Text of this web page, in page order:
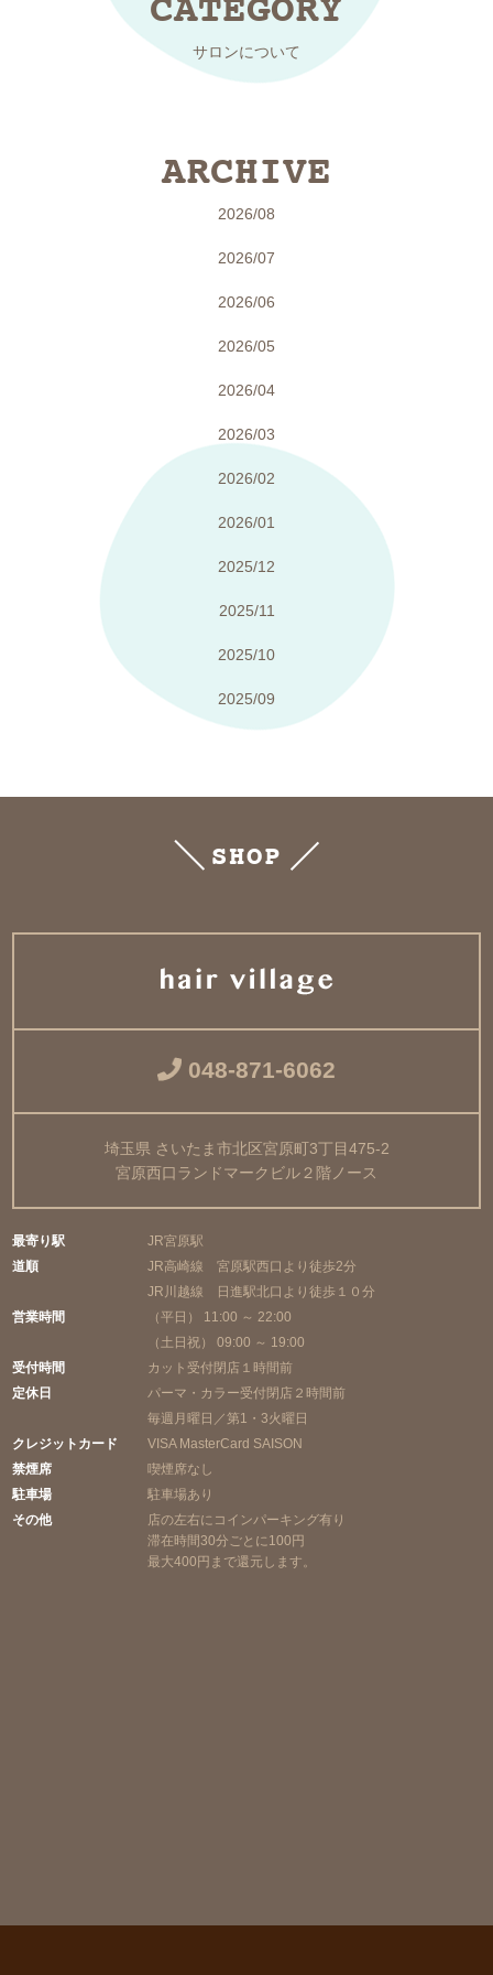
サロンについて
ARCHIVE
2026/08
2026/07
2026/06
2026/05
2026/04
2026/03
2026/02
2026/01
2025/12
2025/11
2025/10
2025/09
SHOP
048-871-6062
埼玉県 さいたま市北区宮原町3丁目475-2
宮原西口ランドマークビル２階ノース
最寄り駅
JR宮原駅
道順
JR高崎線 宮原駅西口より徒歩2分
JR川越線 日進駅北口より徒歩１０分
営業時間
（平日） 11:00 ～ 22:00
（土日祝） 09:00 ～ 19:00
受付時間
カット受付閉店１時間前
定休日
パーマ・カラー受付閉店２時間前
毎週月曜日／第1・3火曜日
クレジットカード
VISA MasterCard SAISON
禁煙席
喫煙席なし
駐車場
駐車場あり
その他
店の左右にコインパーキング有り
滞在時間30分ごとに100円
最大400円まで還元します。